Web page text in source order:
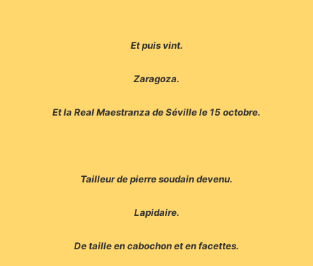
Et puis vint.
Zaragoza.
Et la Real Maestranza de Séville le 15 octobre.
Tailleur de pierre soudain devenu.
Lapidaire.
De taille en cabochon et en facettes.